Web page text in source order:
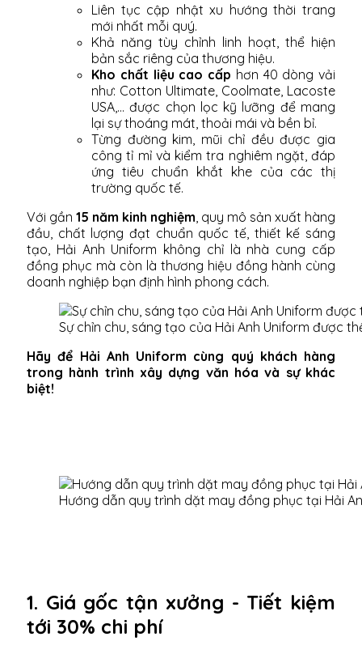
Liên tục cập nhật xu hướng thời trang
mới nhất mỗi quý.
Khả năng tùy chỉnh linh hoạt, thể hiện
bản sắc riêng của thương hiệu.
Kho chất liệu cao cấp hơn 40 dòng vải
như: Cotton Ultimate, Coolmate, Lacoste
USA,... được chọn lọc kỹ lưỡng để mang
lại sự thoáng mát, thoải mái và bền bỉ.
Từng đường kim, mũi chỉ đều được gia
công tỉ mỉ và kiểm tra nghiêm ngặt, đáp
ứng tiêu chuẩn khắt khe của các thị
trường quốc tế.
Với gần 15 năm kinh nghiệm , quy mô sản xuất hàng
đầu, chất lượng đạt chuẩn quốc tế, thiết kế sáng
tạo, Hải Anh Uniform không chỉ là nhà cung cấp
đồng phục mà còn là thương hiệu đồng hành cùng
doanh nghiệp bạn định hình phong cách.
Sự chỉn chu, sáng tạo của Hải Anh Uniform được
Hãy để Hải Anh Uniform cùng quý khách hàng
trong hành trình xây dựng văn hóa và sự khác
biệt!
Hướng dẫn quy trình dặt may đồng phục tại Hải
1. Giá gốc tận xưởng - Tiết kiệm
tới 30% chi phí